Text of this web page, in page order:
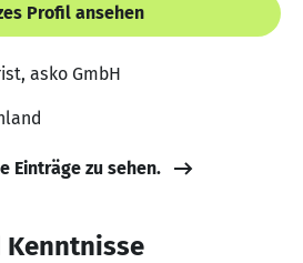
Profil ansehen
asko GmbH
Einträge zu sehen.
Kenntnisse